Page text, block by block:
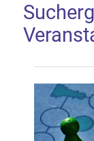
Google
Mit dem
Anwendung